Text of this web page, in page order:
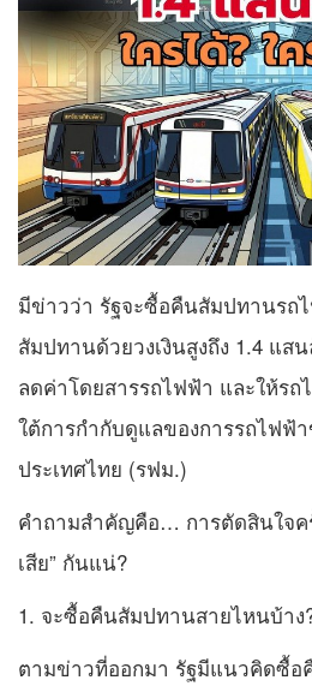
มีข่าวว่า รัฐจะซื้อคืนสัมปทานรถ
สัมปทานด้วยวงเงินสูงถึง 1.4 แส
ลดค่าโดยสารรถไฟฟ้า และให้ร
ใต้การกำกับดูแลของการรถไฟฟ้
ประเทศไทย (รฟม.)
คำถามสำคัญคือ… การตัดสินใจครั้
เสีย” กันแน่?
1. จะซื้อคืนสัมปทานสายไหนบ้าง
ตามข่าวที่ออกมา รัฐมีแนวคิดซื้